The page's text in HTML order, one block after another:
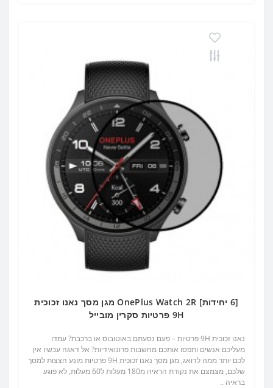
[6 יחידות] OnePlus Watch 2R מגן מסך נאנו זכוכית
9H פרטיות סקרין מובייל
נאנו זכוכית 9H פרטיות – פעם נסעתם באוטובוס או ברכבת? עמדו
מעליכם אנשים ותפסו אותכם מחשבות פרונואידיות? אל דאגה עכשיו אין
לכם יותר ממה לדואג, מגן מסך נאנו זכוכית 9H פרטיות מונע הצצות למסך
שלכם, מצמצם את נקודת הראיה מ180 מעלות ל60 מעלות, לא פוגע
בראיה ..